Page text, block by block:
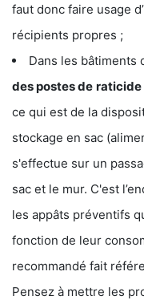
faut donc faire usage
récipients propres ;
Dans les bâtiments
des postes de raticide
ce qui est de la
stockage en sac
s'effectue sur un
sac et le mur. C'est
les appâts préventifs
fonction de leur
recommandé fait
Pensez à mettre les